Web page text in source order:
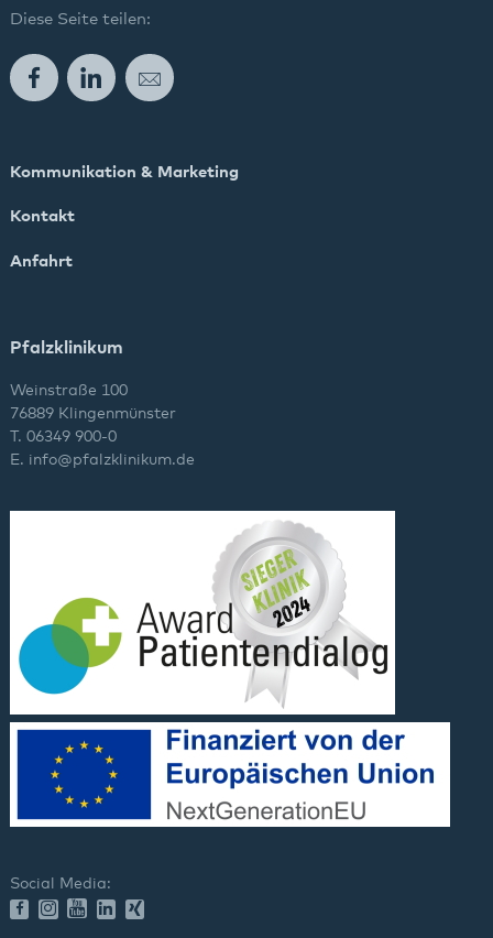
Diese Seite teilen:
FacebookLinkedInE-Mail
Kommunikation & Marketing
Kontakt
Anfahrt
Pfalzklinikum
Weinstraße 100
76889 Klingenmünster
T. 06349 900-0
E. info@pfalzklinikum.de
Social Media: